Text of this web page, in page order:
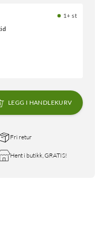
1+ st
LEGG I HANDLEKURV
Fri retur
Hent i butikk, GRATIS!